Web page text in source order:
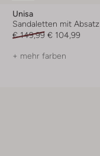
Unisa
Sandaletten mit Absatz
€ 149,99 € 104,99
+ mehr farben